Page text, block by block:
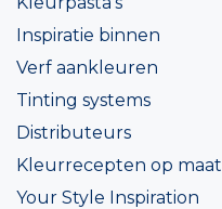
Inspiratie binnen
Verf aankleuren
Tinting systems
Distributeurs
Kleurrecepten op maat
Your Style Inspiration